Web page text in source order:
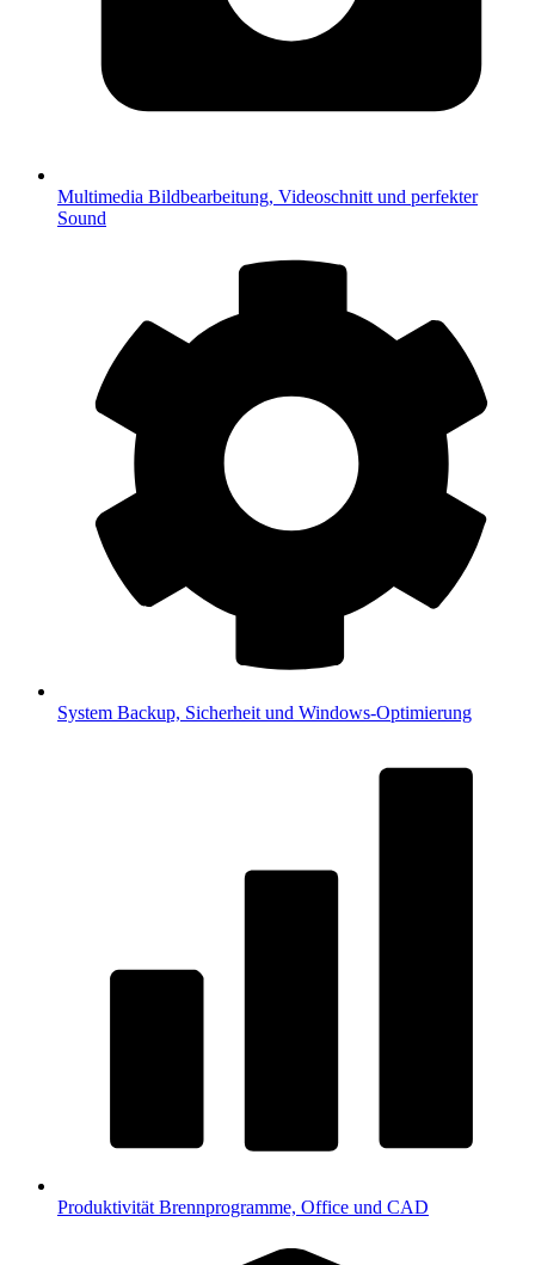
Multimedia Bildbearbeitung, Videoschnitt und perfekter
Sound
System Backup, Sicherheit und Windows-Optimierung
Produktivität Brennprogramme, Office und CAD